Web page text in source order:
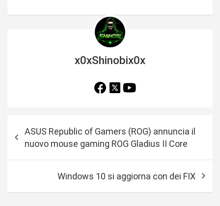
x0xShinobix0x
ASUS Republic of Gamers (ROG) annuncia il
nuovo mouse gaming ROG Gladius II Core
Windows 10 si aggiorna con dei FIX